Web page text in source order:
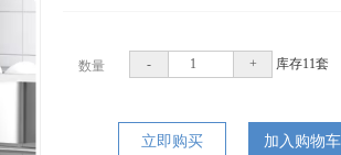
数量 - + 库存11套
立即购买 加入购物车